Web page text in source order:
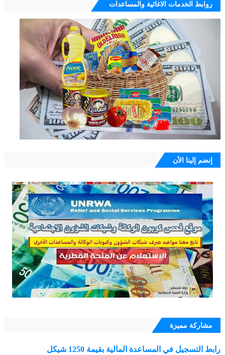
روابط الخدمات الاغاثية والمساعدات
إنضم إلينا الأن
مشاركة مميزة
رابط التسجيل في المساعدة المالية بقيمة 1250 شيكل